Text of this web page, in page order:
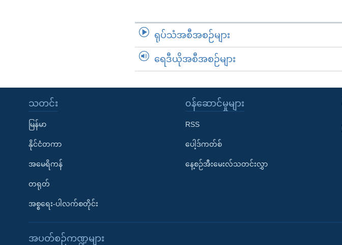
ရုပ်သံအစီအစဉ်များ
ရေဒီယိုအစီအစဉ်များ
သတင်း
မြန်မာ
နိုင်ငံတကာ
အမေရိကန်
တရုတ်
အစ္စရေး-ပါလက်စတိုင်း
၀န်ဆောင်မှုများ
RSS
ပေါ့ဒ်ကတ်စ်
နေ့စဉ်အီးမေးလ်သတင်းလွှာ
အပတ်စဉ်ကဏ္ဍများ